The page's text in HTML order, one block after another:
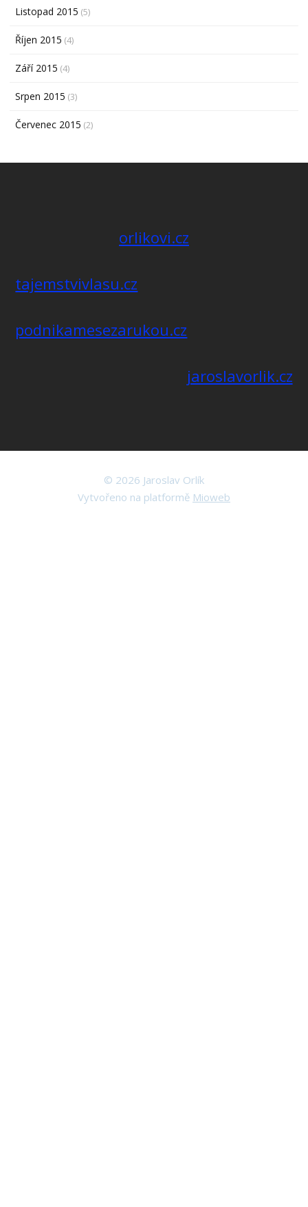
Listopad 2015 (5)
Říjen 2015 (4)
Září 2015 (4)
Srpen 2015 (3)
Červenec 2015 (2)
orlikovi.cz
tajemstvivlasu.cz
podnikamesezarukou.cz
jaroslavorlik.cz
© 2026 Jaroslav Orlík
Vytvořeno na platformě Mioweb